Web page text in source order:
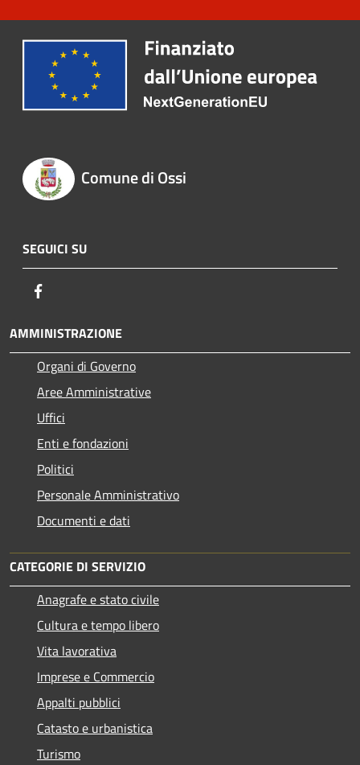
Comune di Ossi
SEGUICI SU
AMMINISTRAZIONE
Organi di Governo
Aree Amministrative
Uffici
Enti e fondazioni
Politici
Personale Amministrativo
Documenti e dati
CATEGORIE DI SERVIZIO
Anagrafe e stato civile
Cultura e tempo libero
Vita lavorativa
Imprese e Commercio
Appalti pubblici
Catasto e urbanistica
Turismo